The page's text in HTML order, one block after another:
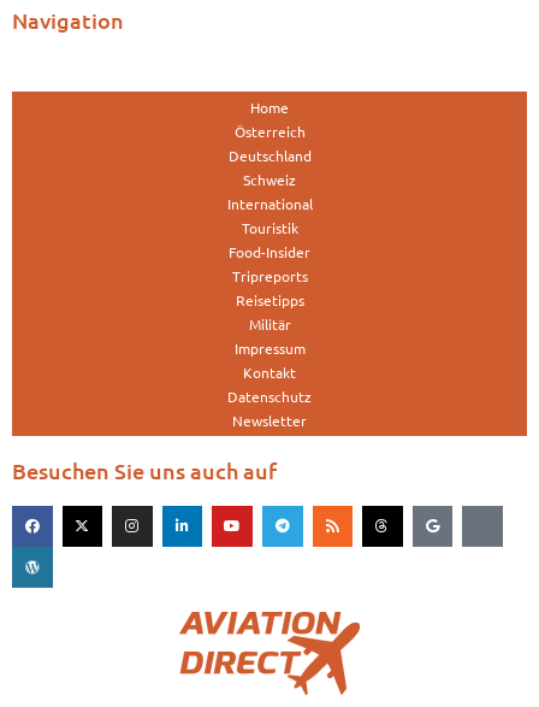
Navigation
Home
Österreich
Deutschland
Schweiz
International
Touristik
Food-Insider
Tripreports
Reisetipps
Militär
Impressum
Kontakt
Datenschutz
Newsletter
Besuchen Sie uns auch auf